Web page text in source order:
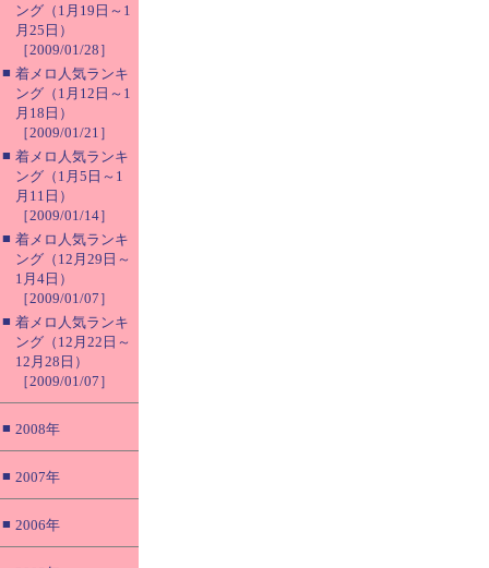
ング（1月19日～1
月25日）
［2009/01/28］
■ 着メロ人気ランキ
ング（1月12日～1
月18日）
［2009/01/21］
■ 着メロ人気ランキ
ング（1月5日～1
月11日）
［2009/01/14］
■ 着メロ人気ランキ
ング（12月29日～
1月4日）
［2009/01/07］
■ 着メロ人気ランキ
ング（12月22日～
12月28日）
［2009/01/07］
■ 2008年
■ 2007年
■ 2006年